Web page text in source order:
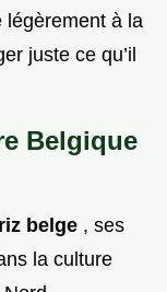
légèrement à la
juste ce qu’il
Belgique
belge , ses
la culture